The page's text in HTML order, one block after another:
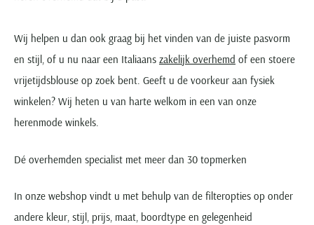
Wij helpen u dan ook graag bij het vinden van de juiste pasvorm
en stijl, of u nu naar een Italiaans zakelijk overhemd of een stoere
vrijetijdsblouse op zoek bent. Geeft u de voorkeur aan fysiek
winkelen? Wij heten u van harte welkom in een van onze
herenmode winkels.
Dé overhemden specialist met meer dan 30 topmerken
In onze webshop vindt u met behulp van de filteropties op onder
andere kleur, stijl, prijs, maat, boordtype en gelegenheid